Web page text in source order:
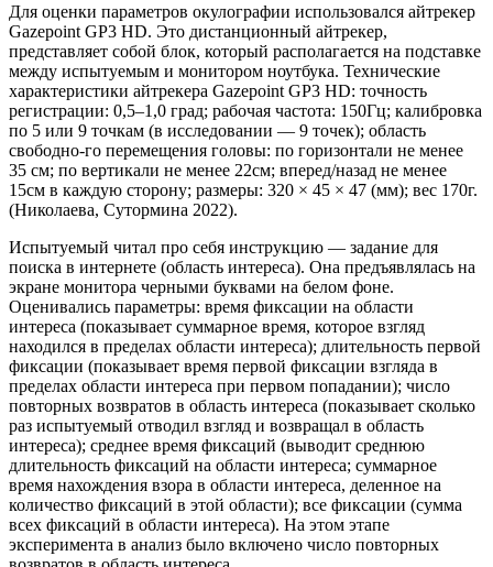
Для оценки параметров окулографии использовался айтрекер
Gazepoint GP3 HD. Это дистанционный айтрекер,
представляет собой блок, который располагается на подставке
между испытуемым и монитором ноутбука. Технические
характеристики айтрекера Gazepoint GP3 HD: точность
регистрации: 0,5–1,0 град; рабочая частота: 150Гц; калибровка
по 5 или 9 точкам (в исследовании — 9 точек); область
свободно-го перемещения головы: по горизонтали не менее
35 см; по вертикали не менее 22см; вперед/назад не менее
15см в каждую сторону; размеры: 320 × 45 × 47 (мм); вес 170г.
(Николаева, Сутормина 2022).
Испытуемый читал про себя инструкцию — задание для
поиска в интернете (область интереса). Она предъявлялась на
экране монитора черными буквами на белом фоне.
Оценивались параметры: время фиксации на области
интереса (показывает суммарное время, которое взгляд
находился в пределах области интереса); длительность первой
фиксации (показывает время первой фиксации взгляда в
пределах области интереса при первом попадании); число
повторных возвратов в область интереса (показывает сколько
раз испытуемый отводил взгляд и возвращал в область
интереса); среднее время фиксаций (выводит среднюю
длительность фиксаций на области интереса; суммарное
время нахождения взора в области интереса, деленное на
количество фиксаций в этой области); все фиксации (сумма
всех фиксаций в области интереса). На этом этапе
эксперимента в анализ было включено число повторных